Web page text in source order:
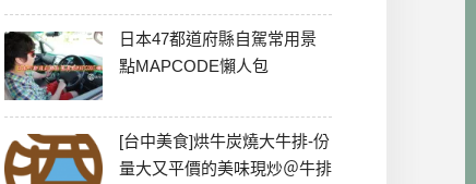
日本47都道府縣自駕常用景
點MAPCODE懶人包
[台中美食]烘牛炭燒大牛排-份
量大又平價的美味現炒＠牛排